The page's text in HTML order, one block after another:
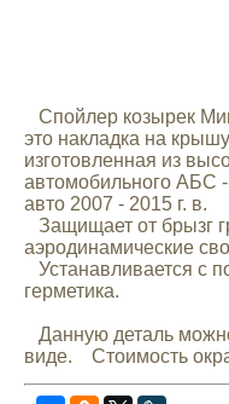
Спойлер козырек
это накладка на
изготовленная из
автомобильного АБС
авто 2007 - 2015 г. в.
Защищает от брызг
аэродинамические
Устанавливается с
герметика.
Данную деталь
виде. Стоимость
Lexus
Mazda
Mercedes-Benz
Mitsubishi
Opel